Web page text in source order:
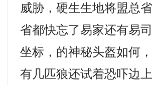
威胁，硬生生地将盟总
省都快忘了易家还有易
坐标，的神秘头盔如何
有几匹狼还试着恐吓边